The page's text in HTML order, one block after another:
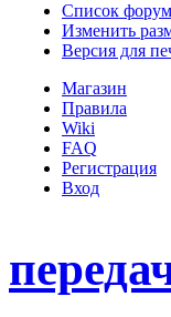
Список
Изменить
Версия для
Магазин
Правила
Wiki
FAQ
Регистрация
Вход